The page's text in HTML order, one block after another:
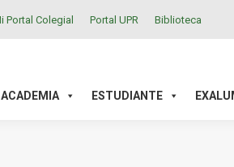
Portal Colegial Portal UPR Biblioteca
ACADEMIA ESTUDIANTE